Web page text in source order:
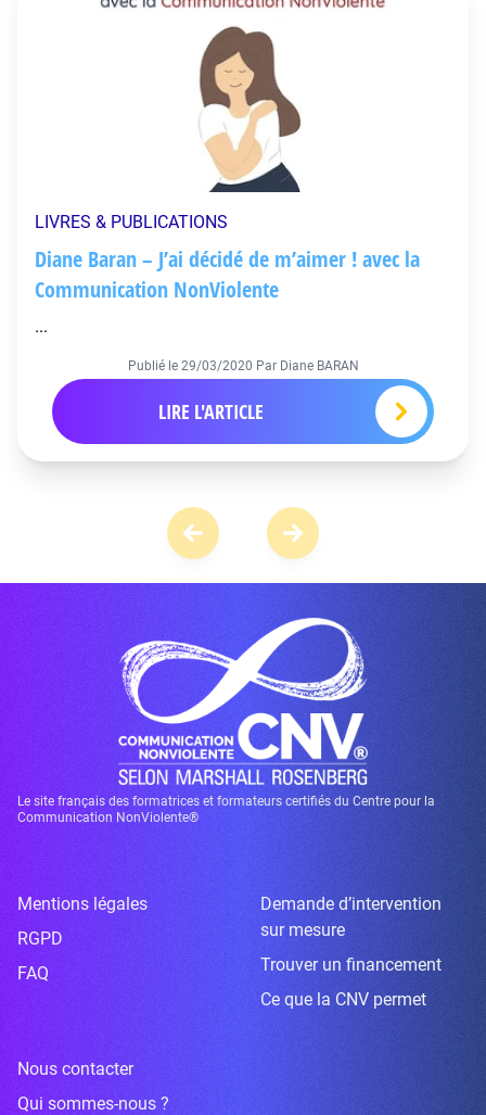
LIVRES & PUBLICATIONS
Diane Baran – J’ai décidé de m’aimer ! avec la
Communication NonViolente
...
Publié le 29/03/2020 Par Diane BARAN
LIRE L'ARTICLE
Le site français des formatrices et formateurs certifiés du Centre pour la
Communication NonViolente®
Mentions légales
RGPD
FAQ
Demande d’intervention
sur mesure
Trouver un financement
Ce que la CNV permet
Nous contacter
Qui sommes-nous ?